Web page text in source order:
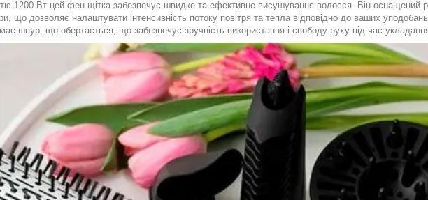
1200 Вт цей фен-щітка забезпечує швидке та ефективне висушування волосся. Він оснащений
що дозволяє налаштувати інтенсивність потоку повітря та тепла відповідно до ваших
шнур, що обертається, що забезпечує зручність використання і свободу руху під час